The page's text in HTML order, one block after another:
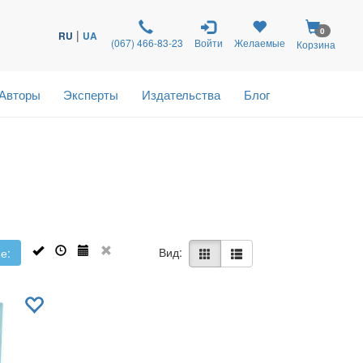
RU | UA (067) 466-83-23 Войти Желаемые
0
Корзина
Эксперты Издательства Блог
Вид: